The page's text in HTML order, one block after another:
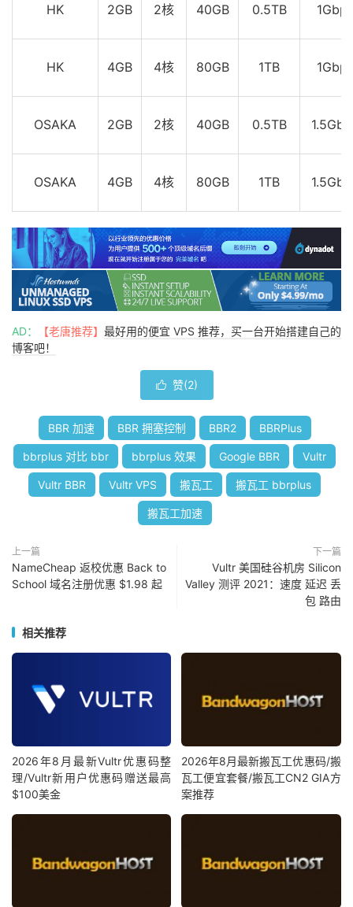
HK 2GB 2核 40GB 0.5TB 1Gbps
HK 4GB 4核 80GB 1TB 1Gbps
OSAKA 2GB 2核 40GB 0.5TB
OSAKA 4GB 4核 80GB 1TB
AD： 【老唐推荐】 最好用的便宜 VPS 推荐，买一台开始搭建自己的
博客吧！
 赞(2)
BBR 加速 BBR 拥塞控制 BBR2 BBRPlus
bbrplus 对比 bbr bbrplus 效果 Google BBR Vultr
Vultr BBR Vultr VPS 搬瓦工 搬瓦工 bbrplus
搬瓦工加速
上一篇
NameCheap 返校优惠 Back to
School 域名注册优惠 $1.98 起
下一篇
Vultr 美国硅谷机房 Silicon
Valley 测评 2021：速度 延迟 丢
包 路由
相关推荐
2026年8月最新Vultr优惠码整
理/Vultr新用户优惠码赠送最高
$100美金
2026年8月最新搬瓦工优惠码/搬
瓦工便宜套餐/搬瓦工CN2 GIA方
案推荐